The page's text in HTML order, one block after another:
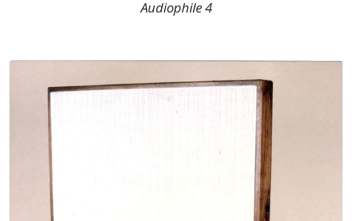
Audiophile 4